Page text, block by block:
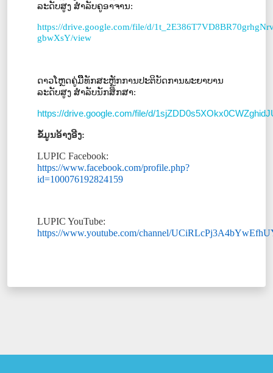
ລະດັບສູງ ສໍາລັບຄູອາຈານ:
https://drive.google.com/file/d/
gbwXsY/view
ດາວໂຫຼດຄູ່ມືືືທັກສະຫຼັກການປະຕິບັດການພະຍາບານ
ລະດັບສູງ ສໍາລັບນັກສຶກສາ:
https://drive.google.com/file/d/
ຂໍ້ມູນອ້າງອີງ:
LUPIC Facebook:
https://www.facebook.com/profile.php?
id=100076192824159
LUPIC YouTube:
https://www.youtube.com/channel/